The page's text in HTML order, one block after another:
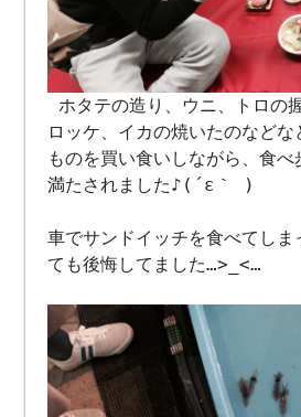
ホタテの造り、ウニ、トロの
ロッケ、イカの焼いたのなど
ものを買い食いしながら、食べ
満たされました♪(´ε｀ )
車でサンドイッチを食べてしま
ても後悔してました…>_<…